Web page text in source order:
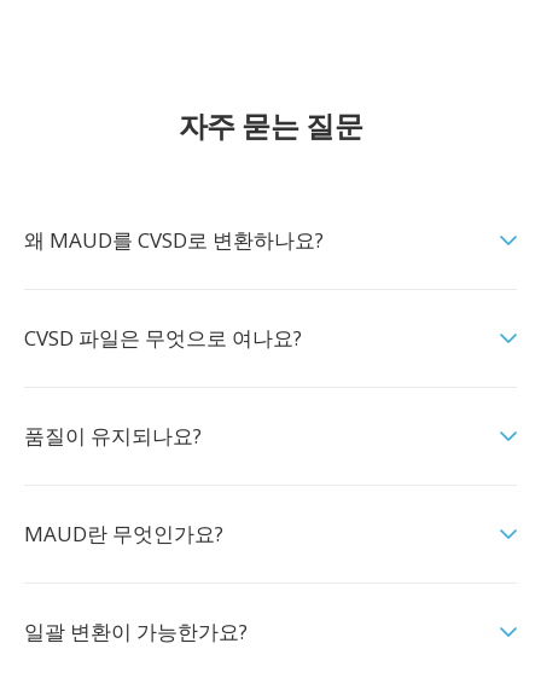
자주 묻는 질문
왜 MAUD를 CVSD로 변환하나요?
CVSD 파일은 무엇으로 여나요?
품질이 유지되나요?
MAUD란 무엇인가요?
일괄 변환이 가능한가요?